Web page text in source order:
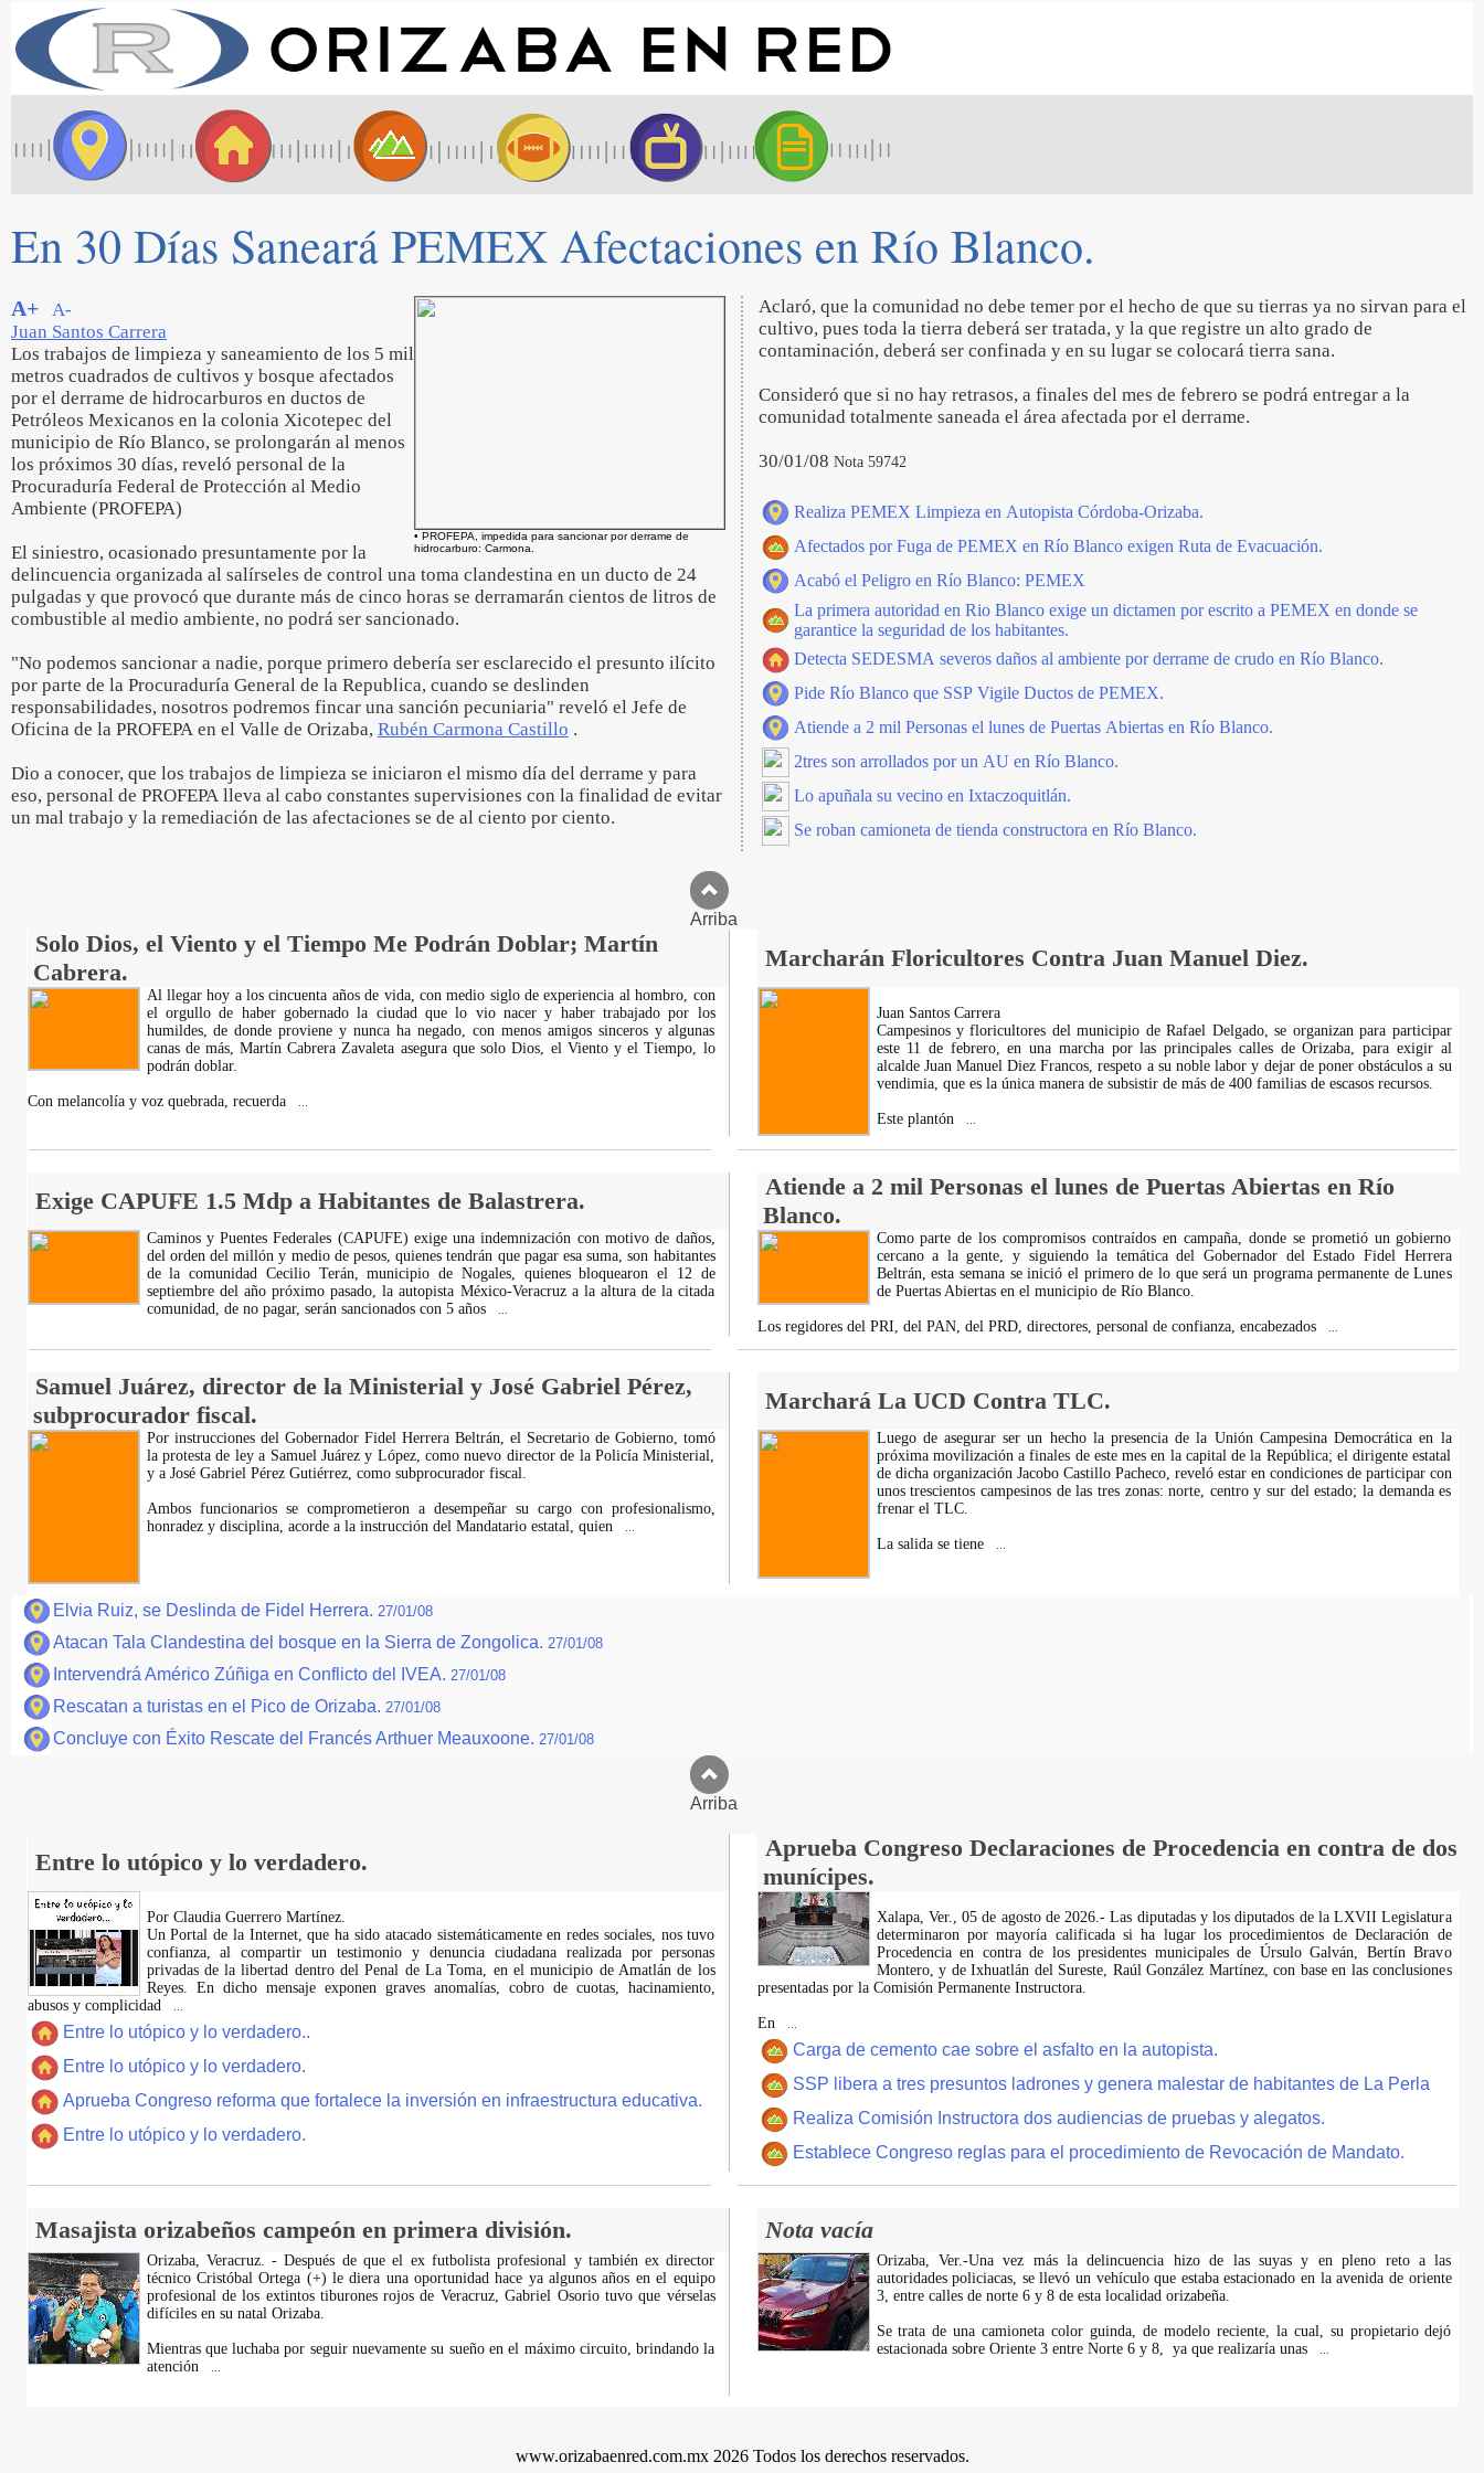
En 30 Días Saneará PEMEX Afectaciones en Río Blanco.
• PROFEPA, impedida para sancionar por derrame de
hidrocarburo: Carmona.
A+
A-
Juan Santos Carrera
Los trabajos de limpieza y saneamiento de los 5 mil
metros cuadrados de cultivos y bosque afectados
por el derrame de hidrocarburos en ductos de
Petróleos Mexicanos en la colonia Xicotepec del
municipio de Río Blanco, se prolongarán al menos
los próximos 30 días, reveló personal de la
Procuraduría Federal de Protección al Medio
Ambiente (PROFEPA)
El siniestro, ocasionado presuntamente por la
delincuencia organizada al salírseles de control una toma clandestina en un ducto de 24
pulgadas y que provocó que durante más de cinco horas se derramarán cientos de litros de
combustible al medio ambiente, no podrá ser sancionado.
"No podemos sancionar a nadie, porque primero debería ser esclarecido el presunto ilícito
por parte de la Procuraduría General de la Republica, cuando se deslinden
responsabilidades, nosotros podremos fincar una sanción pecuniaria" reveló el Jefe de
Oficina de la PROFEPA en el Valle de Orizaba, Rubén Carmona Castillo .
Dio a conocer, que los trabajos de limpieza se iniciaron el mismo día del derrame y para
eso, personal de PROFEPA lleva al cabo constantes supervisiones con la finalidad de evitar
un mal trabajo y la remediación de las afectaciones se de al ciento por ciento.
Aclaró, que la comunidad no debe temer por el hecho de que su tierras ya no sirvan para el
cultivo, pues toda la tierra deberá ser tratada, y la que registre un alto grado de
contaminación, deberá ser confinada y en su lugar se colocará tierra sana.
Consideró que si no hay retrasos, a finales del mes de febrero se podrá entregar a la
comunidad totalmente saneada el área afectada por el derrame.
30/01/08 Nota 59742
Realiza PEMEX Limpieza en Autopista Córdoba-Orizaba.
Afectados por Fuga de PEMEX en Río Blanco exigen Ruta de Evacuación.
Acabó el Peligro en Río Blanco: PEMEX
La primera autoridad en Rio Blanco exige un dictamen por escrito a PEMEX en donde se
garantice la seguridad de los habitantes.
Detecta SEDESMA severos daños al ambiente por derrame de crudo en Río Blanco.
Pide Río Blanco que SSP Vigile Ductos de PEMEX.
Atiende a 2 mil Personas el lunes de Puertas Abiertas en Río Blanco.
2tres son arrollados por un AU en Río Blanco.
Lo apuñala su vecino en Ixtaczoquitlán.
Se roban camioneta de tienda constructora en Río Blanco.
Arriba
Solo Dios, el Viento y el Tiempo Me Podrán Doblar; Martín
Cabrera.
Marcharán Floricultores Contra Juan Manuel Diez.
Al llegar hoy a los cincuenta años de vida, con medio siglo de experiencia al hombro, con
el orgullo de haber gobernado la ciudad que lo vio nacer y haber trabajado por los
humildes, de donde proviene y nunca ha negado, con menos amigos sinceros y algunas
canas de más, Martín Cabrera Zavaleta asegura que solo Dios, el Viento y el Tiempo, lo
podrán doblar.
Con melancolía y voz quebrada, recuerda
Juan Santos Carrera
Campesinos y floricultores del municipio de Rafael Delgado, se organizan para participar
este 11 de febrero, en una marcha por las principales calles de Orizaba, para exigir al
alcalde Juan Manuel Diez Francos, respeto a su noble labor y dejar de poner obstáculos a su
vendimia, que es la única manera de subsistir de más de 400 familias de escasos recursos.
Este plantón
Exige CAPUFE 1.5 Mdp a Habitantes de Balastrera.
Atiende a 2 mil Personas el lunes de Puertas Abiertas en Río
Blanco.
Caminos y Puentes Federales (CAPUFE) exige una indemnización con motivo de daños,
del orden del millón y medio de pesos, quienes tendrán que pagar esa suma, son habitantes
de la comunidad Cecilio Terán, municipio de Nogales, quienes bloquearon el 12 de
septiembre del año próximo pasado, la autopista México-Veracruz a la altura de la citada
comunidad, de no pagar, serán sancionados con 5 años
Como parte de los compromisos contraídos en campaña, donde se prometió un gobierno
cercano a la gente, y siguiendo la temática del Gobernador del Estado Fidel Herrera
Beltrán, esta semana se inició el primero de lo que será un programa permanente de Lunes
de Puertas Abiertas en el municipio de Río Blanco.
Los regidores del PRI, del PAN, del PRD, directores, personal de confianza, encabezados
Samuel Juárez, director de la Ministerial y José Gabriel Pérez,
subprocurador fiscal.
Marchará La UCD Contra TLC.
Por instrucciones del Gobernador Fidel Herrera Beltrán, el Secretario de Gobierno, tomó
la protesta de ley a Samuel Juárez y López, como nuevo director de la Policía Ministerial,
y a José Gabriel Pérez Gutiérrez, como subprocurador fiscal.
Ambos funcionarios se comprometieron a desempeñar su cargo con profesionalismo,
honradez y disciplina, acorde a la instrucción del Mandatario estatal, quien
Luego de asegurar ser un hecho la presencia de la Unión Campesina Democrática en la
próxima movilización a finales de este mes en la capital de la República; el dirigente estatal
de dicha organización Jacobo Castillo Pacheco, reveló estar en condiciones de participar con
unos trescientos campesinos de las tres zonas: norte, centro y sur del estado; la demanda es
frenar el TLC.
La salida se tiene
Elvia Ruiz, se Deslinda de Fidel Herrera. 27/01/08
Atacan Tala Clandestina del bosque en la Sierra de Zongolica. 27/01/08
Intervendrá Américo Zúñiga en Conflicto del IVEA. 27/01/08
Rescatan a turistas en el Pico de Orizaba. 27/01/08
Concluye con Éxito Rescate del Francés Arthuer Meauxoone. 27/01/08
Arriba
Entre lo utópico y lo verdadero.
Aprueba Congreso Declaraciones de Procedencia en contra de dos
munícipes.
Por Claudia Guerrero Martínez.
​Un Portal de la Internet, que ha sido atacado sistemáticamente en redes sociales, nos tuvo
confianza, al compartir un testimonio y denuncia ciudadana realizada por personas
privadas de la libertad dentro del Penal de La Toma, en el municipio de Amatlán de los
Reyes. En dicho mensaje exponen graves anomalías, cobro de cuotas, hacinamiento,
abusos y complicidad
Entre lo utópico y lo verdadero..
Entre lo utópico y lo verdadero.
Aprueba Congreso reforma que fortalece la inversión en infraestructura educativa.
Entre lo utópico y lo verdadero.
Xalapa, Ver., 05 de agosto de 2026.- Las diputadas y los diputados de la LXVII Legislatura
determinaron por mayoría calificada si ha lugar los procedimientos de Declaración de
Procedencia en contra de los presidentes municipales de Úrsulo Galván, Bertín Bravo
Montero, y de Ixhuatlán del Sureste, Raúl González Martínez, con base en las conclusiones
presentadas por la Comisión Permanente Instructora.
En
Carga de cemento cae sobre el asfalto en la autopista.
SSP libera a tres presuntos ladrones y genera malestar de habitantes de La Perla
Realiza Comisión Instructora dos audiencias de pruebas y alegatos.
Establece Congreso reglas para el procedimiento de Revocación de Mandato.
Masajista orizabeños campeón en primera división. Nota vacía
Orizaba, Veracruz. - Después de que el ex futbolista profesional y también ex director
técnico Cristóbal Ortega (+) le diera una oportunidad hace ya algunos años en el equipo
profesional de los extintos tiburones rojos de Veracruz, Gabriel Osorio tuvo que vérselas
difíciles en su natal Orizaba.
Mientras que luchaba por seguir nuevamente su sueño en el máximo circuito, brindando la
atención
Orizaba, Ver.-Una vez más la delincuencia hizo de las suyas y en pleno reto a las
autoridades policiacas, se llevó un vehículo que estaba estacionado en la avenida de oriente
3, entre calles de norte 6 y 8 de esta localidad orizabeña.
Se trata de una camioneta color guinda, de modelo reciente, la cual, su propietario dejó
estacionada sobre Oriente 3 entre Norte 6 y 8, ya que realizaría unas
www.orizabaenred.com.mx 2026 Todos los derechos reservados.